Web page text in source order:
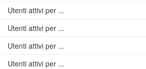
Utenti attivi per ...
Utenti attivi per ...
Utenti attivi per ...
Utenti attivi per ...